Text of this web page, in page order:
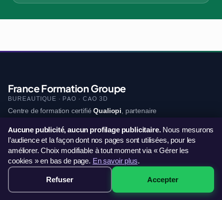
499€ · Voir les sessions →
France Formation Groupe
BUREAUTIQUE · PAO · CAO 3D
Centre de formation certifiéQualiopi, partenaire
Bureautique, PAO et CAO 3D depuis 2016.
06 44 60 79 11
contact@francefg.fr
Financements : CPF · France Travail (AIF) · OPCO · FIFPL · FAFCEA
Aucune publicité, aucun profilage publicitaire.Nous mesurons
l’audience et la façon dont nos pages sont utilisées, pour les
améliorer. Choix modifiable à tout moment via « Gérer les
cookies » en bas de page. En savoir plus.
Refuser Accepter